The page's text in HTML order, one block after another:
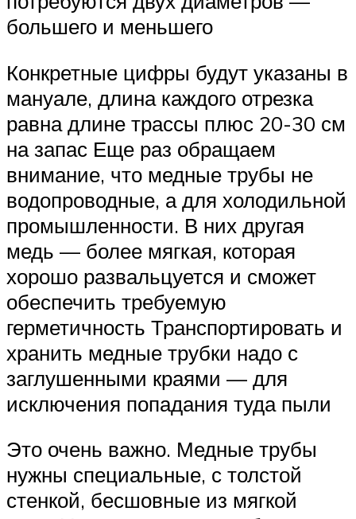
большего и меньшего
Конкретные цифры будут указаны в
мануале, длина каждого отрезка
равна длине трассы плюс 20-30 см
на запас Еще раз обращаем
внимание, что медные трубы не
водопроводные, а для холодильной
промышленности. В них другая
медь — более мягкая, которая
хорошо развальцуется и сможет
обеспечить требуемую
герметичность Транспортировать и
хранить медные трубки надо с
заглушенными краями — для
исключения попадания туда пыли
Это очень важно. Медные трубы
нужны специальные, с толстой
стенкой, бесшовные из мягкой